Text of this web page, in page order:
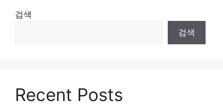
검색
검색
Recent Posts